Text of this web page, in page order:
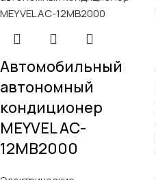
Автомобильный
автономный
кондиционер
MEYVEL AC-
12MB2000